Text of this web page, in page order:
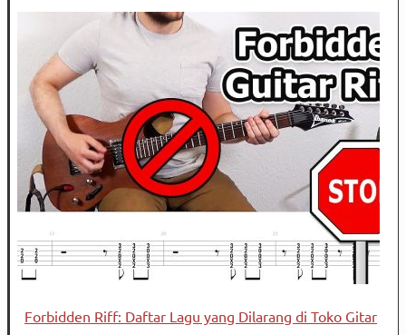
Forbidden Riff: Daftar Lagu yang Dilarang di Toko Gitar